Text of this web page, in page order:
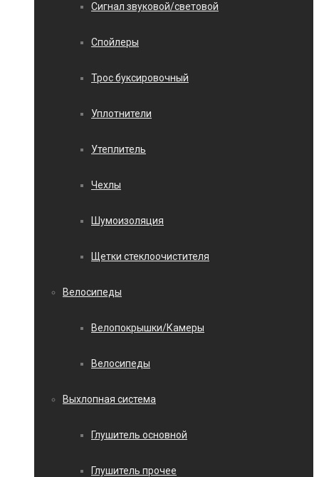
Сигнал звуковой/световой
Спойлеры
Трос буксировочный
Уплотнители
Утеплитель
Чехлы
Шумоизоляция
Щетки стеклоочистителя
Велосипеды
Велопокрышки/Камеры
Велосипеды
Выхлопная система
Глушитель основной
Глушитель прочее